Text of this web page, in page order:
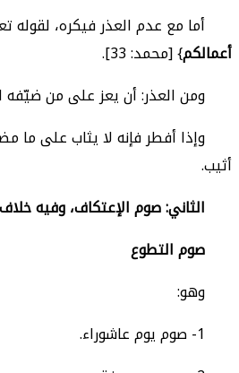
أما مع عدم العذر فيكره، لقوله
أعمالكم} [محمد: 33].
ومن العذر: أن يعز على من ضيّفه
وإذا أفطر فإنه لا يثاب على ما
أثيب.
الثاني: صوم الإعتكاف، وفيه
صوم التطوع
وهو: